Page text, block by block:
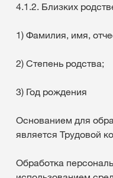
4.1.2. Близких
1) Фамилия, имя,
2) Степень родства;
3) Год рождения
Основанием для
является Трудовой
Обработка